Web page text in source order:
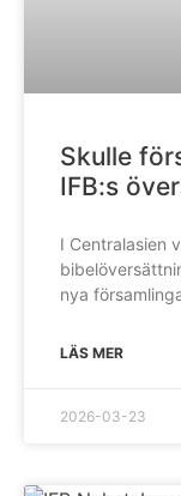
Skulle
IFB:s
I Centralasien
nya
LÄS MER
2026-03-23